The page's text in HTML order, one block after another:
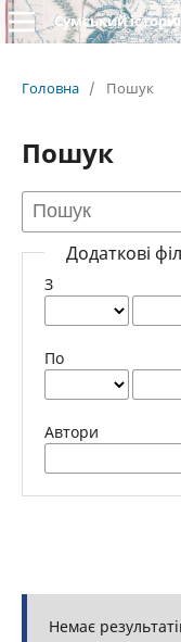
Сумський
Головна / Пошук
Пошук
Додаткові
З
По
Автори
Немає